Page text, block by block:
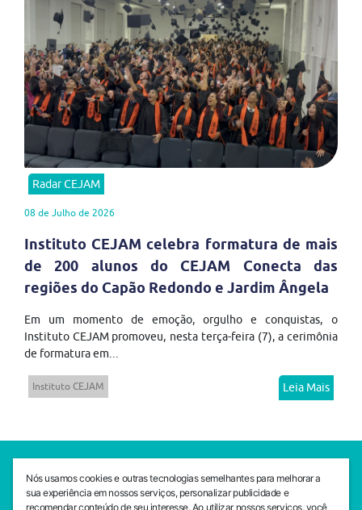
Radar CEJAM
08 de Julho de 2026
Instituto CEJAM celebra formatura de mais
de 200 alunos do CEJAM Conecta das
regiões do Capão Redondo e Jardim Ângela
Em um momento de emoção, orgulho e conquistas, o
Instituto CEJAM promoveu, nesta terça-feira (7), a cerimônia
de formatura em...
Instituto CEJAM Leia Mais
SEDE CEJAM
Av. da Liberdade, 765, Liberdade, São Paulo, 01503-001
(11) 3469 - 1818
Nós usamos cookies e outras tecnologias semelhantes para melhorar a
sua experiência em nossos serviços, personalizar publicidade e
recomendar conteúdo de seu interesse. Ao utilizar nossos serviços, você